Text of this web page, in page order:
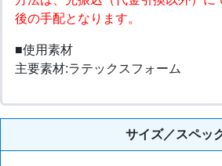
後の手配となります。
■使用素材
主要素材:ラテックスフォーム
サイズ／スペッ